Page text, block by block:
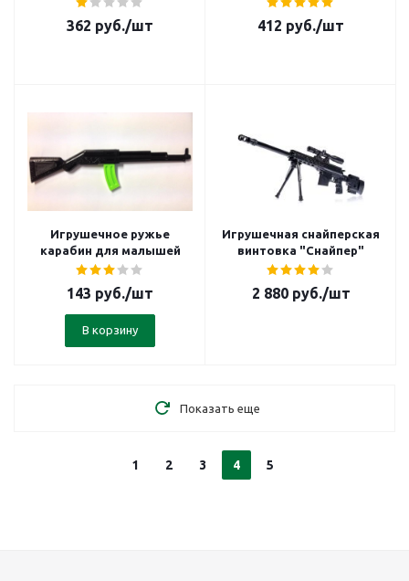
362 руб./шт 412 руб./шт
Игрушечное ружье
карабин для малышей
143 руб./шт
В корзину
Игрушечная снайперская
винтовка "Снайпер"
2 880руб./шт
Показать еще
1 2 3 4 5